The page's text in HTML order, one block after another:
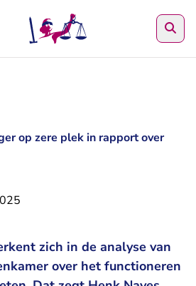
op zere plek in rapport over
zich in de analyse van
over het functioneren